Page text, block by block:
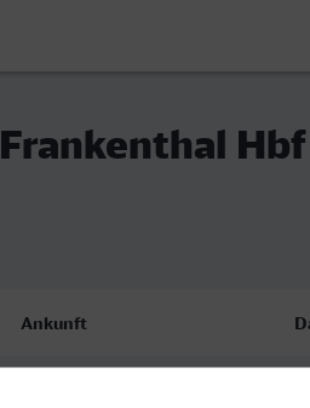
Frankenthal
Ankunft